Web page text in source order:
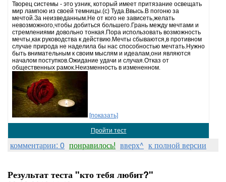
Творец системы - это узник, который имеет притязание освещать
мир лампою из своей темницы.(с) Туда.Ввысь.В погоню за
мечтой.За неизведанным.Не от кого не зависеть,желать
невозможного,чтобы добиться большего.Грань между мечтами и
стремлениями довольно тонкая.Пора использовать возможность
мечты,как руководства к действию.Мечты сбываются,в противном
случае природа не наделила бы нас способностью мечтать.Нужно
быть внимательным к своим мыслям и идеалам,они являются
началом поступков.Ожидание удачи и случая.Отказ от
общественных рамок.Неизменность в измененном.
[показать]
Пройти тест
комментарии: 0 понравилось! вверх^ к полной версии
Результат теста "кто тебя любит?"